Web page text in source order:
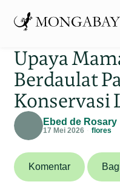
Upaya
Berdaulat
Konservasi
Ebed de Rosary
17 Mei 2026 flores
Komentar